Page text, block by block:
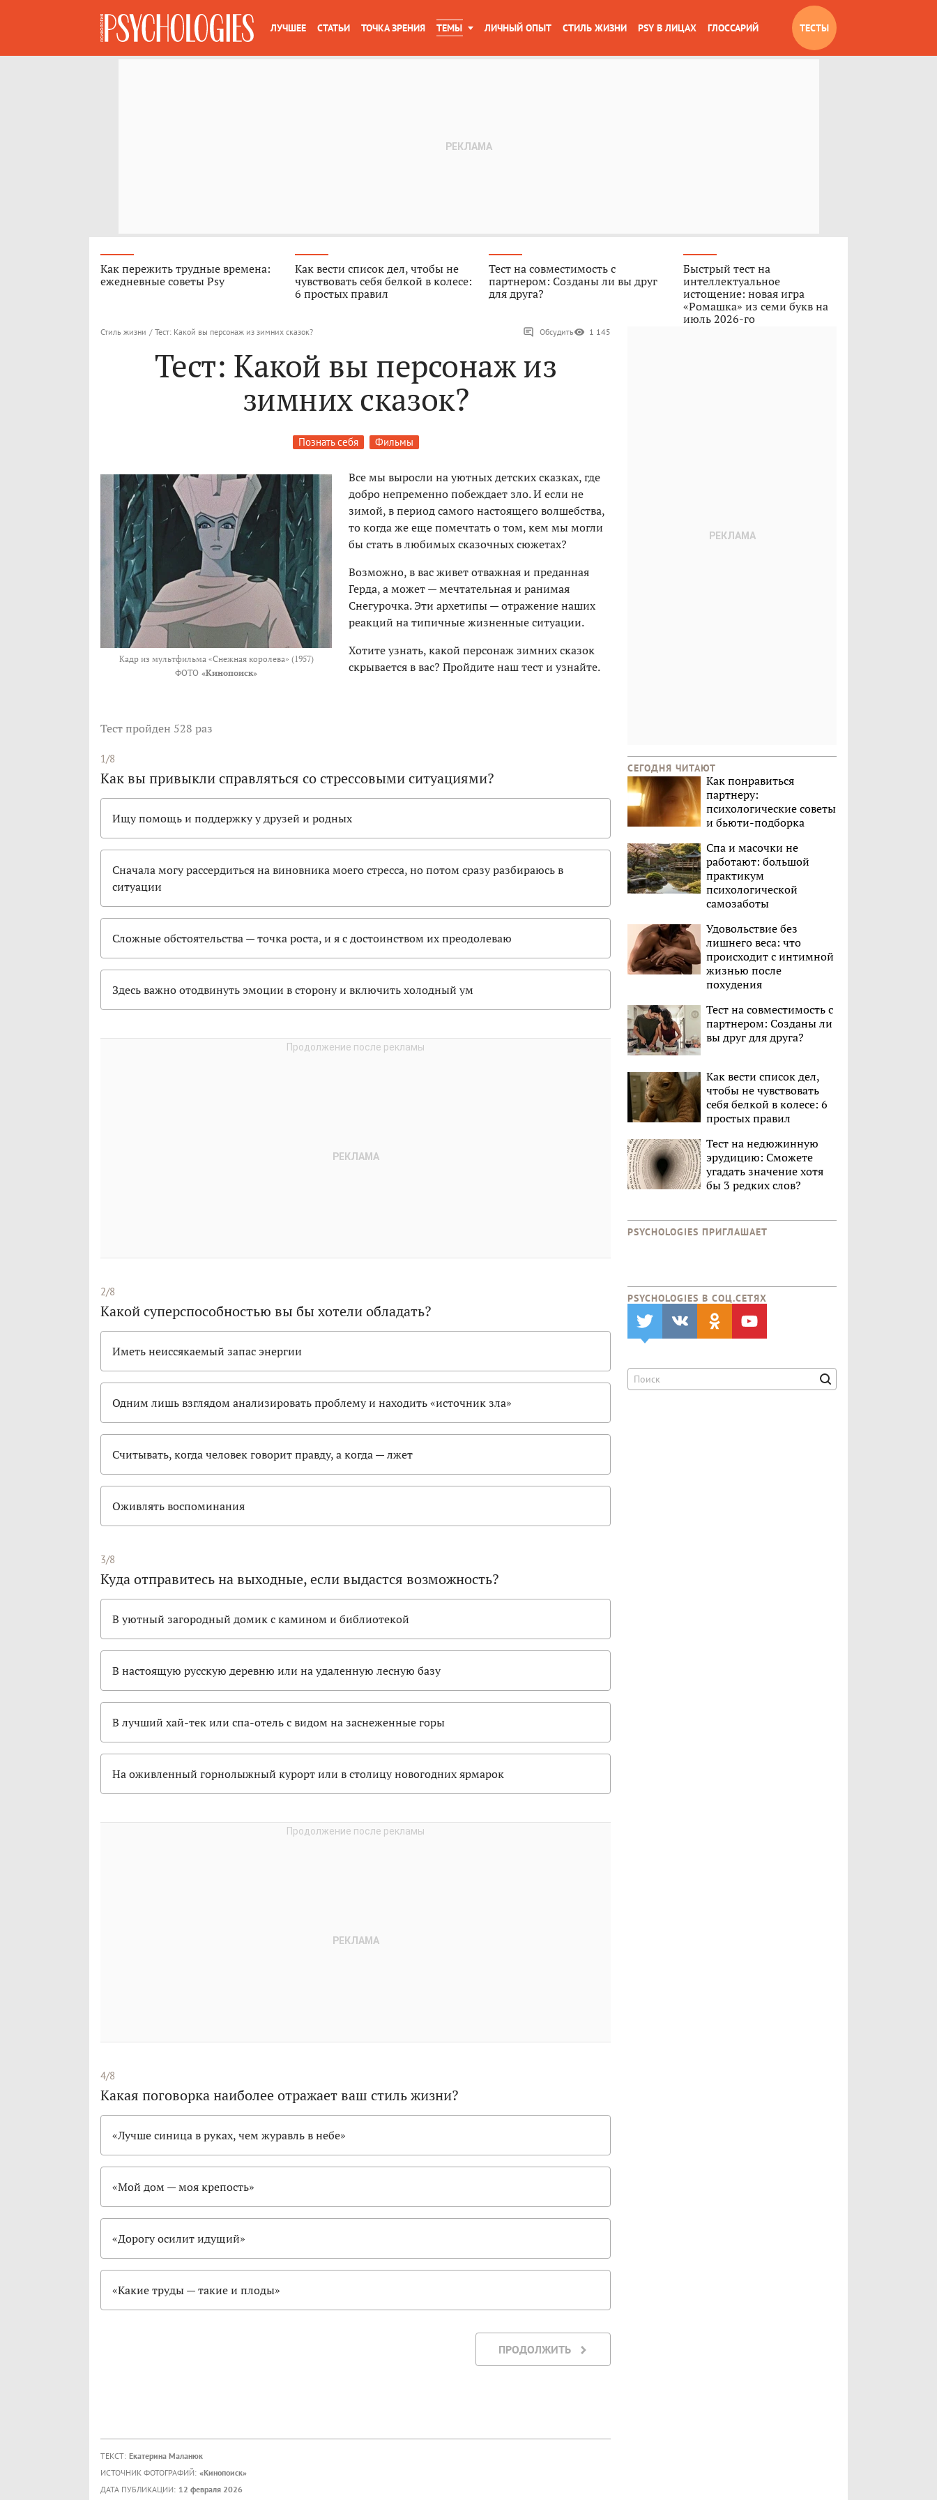
ЛУЧШЕЕ СТАТЬИ ТОЧКА ЗРЕНИЯ ТЕМЫ ЛИЧНЫЙ ОПЫТ СТИЛЬ ЖИЗНИ PSY В ЛИЦАХ ГЛОССАРИЙ ТЕСТЫ
Как пережить трудные времена:
ежедневные советы Psy
Как вести список дел, чтобы не
чувствовать себя белкой в колесе:
6 простых правил
Тест на совместимость с
партнером: Созданы ли вы друг
для друга?
Быстрый тест на
интеллектуальное
истощение: новая игра
«Ромашка» из семи букв на
июль 2026-го
Стиль жизни / Тест: Какой вы персонаж из зимних сказок? Обсудить 1 145
Тест: Какой вы персонаж из
зимних сказок?
Познать себя Фильмы
Кадр из мультфильма «Снежная королева» (1957)
ФОТО «Кинопоиск»
Все мы выросли на уютных детских сказках, где
добро непременно побеждает зло. И если не
зимой, в период самого настоящего волшебства,
то когда же еще помечтать о том, кем мы могли
бы стать в любимых сказочных сюжетах?
Возможно, в вас живет отважная и преданная
Герда, а может — мечтательная и ранимая
Снегурочка. Эти архетипы — отражение наших
реакций на типичные жизненные ситуации.
Хотите узнать, какой персонаж зимних сказок
скрывается в вас? Пройдите наш тест и узнайте.
Тестпройден 528 раз
1/8
Как вы привыкли справляться со стрессовыми ситуациями?
Ищу помощь и поддержку у друзей и родных
Сначала могу рассердиться на виновника моего стресса, но потом сразу разбираюсь в
ситуации
Сложные обстоятельства — точка роста, и я с достоинством их преодолеваю
Здесь важно отодвинуть эмоции в сторону и включить холодный ум
2/8
Какой суперспособностью вы бы хотели обладать?
Иметь неиссякаемый запас энергии
Одним лишь взглядом анализировать проблему и находить «источник зла»
Считывать, когда человек говорит правду, а когда — лжет
Оживлять воспоминания
3/8
Куда отправитесь на выходные, если выдастся возможность?
В уютный загородный домик с камином и библиотекой
В настоящую русскую деревню или на удаленную лесную базу
В лучший хай-тек или спа-отель с видом на заснеженные горы
На оживленный горнолыжный курорт или в столицу новогодних ярмарок
4/8
Какая поговорка наиболее отражает ваш стиль жизни?
«Лучше синица в руках, чем журавль в небе»
«Мой дом — моя крепость»
«Дорогу осилит идущий»
«Какие труды — такие и плоды»
ПРОДОЛЖИТЬ
ТЕКСТ: Екатерина Маланюк
ИСТОЧНИК ФОТОГРАФИЙ: «Кинопоиск»
ДАТА ПУБЛИКАЦИИ: 12 февраля 2026
СЕГОДНЯ ЧИТАЮТ
Как понравиться
партнеру:
психологические советы
и бьюти-подборка
Спа и масочки не
работают: большой
практикум
психологической
самозаботы
Удовольствие без
лишнего веса: что
происходит с интимной
жизнью после
похудения
Тест на совместимость с
партнером: Созданы ли
вы друг для друга?
Как вести список дел,
чтобы не чувствовать
себя белкой в колесе: 6
простых правил
Тест на недюжинную
эрудицию: Сможете
угадать значение хотя
бы 3 редких слов?
PSYCHOLOGIES ПРИГЛАШАЕТ
PSYCHOLOGIES В CОЦ.СЕТЯХ